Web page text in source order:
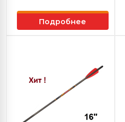
Подробнее